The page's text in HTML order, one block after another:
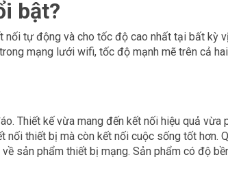
bật?
nối tự động và cho tốc độ cao nhất tại bất kỳ
mạng lưới wifi, tốc độ mạnh mẽ trên cả
Thiết kế vừa mang đến kết nối hiệu quả vừa
nối thiết bị mà còn kết nối cuộc sống tốt hơn.
sản phẩm thiết bị mạng. Sản phẩm có độ